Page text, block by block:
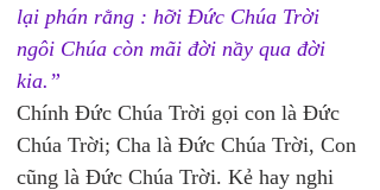
lại phán rằng : hỡi Đức Chúa Trời
ngôi Chúa còn mãi đời nầy qua đời
kia.”
Chính Đức Chúa Trời gọi con là Đức
Chúa Trời; Cha là Đức Chúa Trời, Con
cũng là Đức Chúa Trời. Kẻ hay nghi